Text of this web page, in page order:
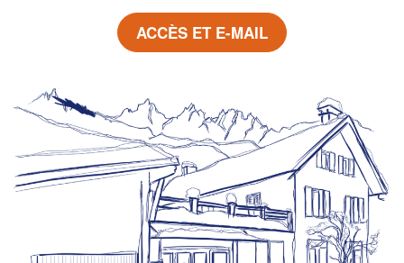
ACCÈS ET E-MAIL